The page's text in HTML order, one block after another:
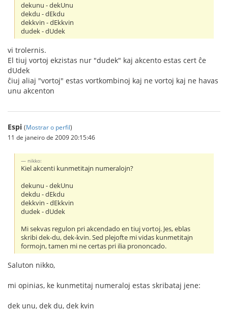
dekunu - dekUnu
dekdu - dEkdu
dekkvin - dEkkvin
dudek - dUdek
vi trolernis.
El tiuj vortoj ekzistas nur "dudek" kaj akcento estas cert ĉe
dUdek
ĉiuj aliaj "vortoj" estas vortkombinoj kaj ne vortoj kaj ne havas
unu akcenton
Espi (Mostrar o perfil)
11 de janeiro de 2009 20:15:46
nikko:
Kiel akcenti kunmetitajn numeralojn?
dekunu - dekUnu
dekdu - dEkdu
dekkvin - dEkkvin
dudek - dUdek
Mi sekvas regulon pri akcendado en tiuj vortoj. Jes, eblas
skribi dek-du, dek-kvin. Sed plejofte mi vidas kunmetitajn
formojn, tamen mi ne certas pri ilia prononcado.
Saluton nikko,
mi opinias, ke kunmetitaj numeraloj estas skribataj jene:
dek unu, dek du, dek kvin